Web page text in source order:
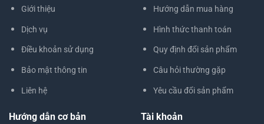
Giới thiệu
Dịch vụ
Điều khoản sử dụng
Bảo mật thông tin
Liên hệ
Hướng dẫn mua hàng
Hình thức thanh toán
Quy định đổi sản phẩm
Câu hỏi thường gặp
Yêu cầu đổi sản phẩm
Hướng dẫn cơ bản Tài khoản